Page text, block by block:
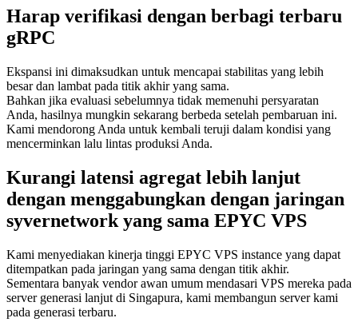
Harap verifikasi dengan berbagi terbaru
gRPC
Ekspansi ini dimaksudkan untuk mencapai stabilitas yang lebih
besar dan lambat pada titik akhir yang sama.
Bahkan jika evaluasi sebelumnya tidak memenuhi persyaratan
Anda, hasilnya mungkin sekarang berbeda setelah pembaruan ini.
Kami mendorong Anda untuk kembali teruji dalam kondisi yang
mencerminkan lalu lintas produksi Anda.
Kurangi latensi agregat lebih lanjut
dengan menggabungkan dengan jaringan
syvernetwork yang sama EPYC VPS
Kami menyediakan kinerja tinggi EPYC VPS instance yang dapat
ditempatkan pada jaringan yang sama dengan titik akhir.
Sementara banyak vendor awan umum mendasari VPS mereka pada
server generasi lanjut di Singapura, kami membangun server kami
pada generasi terbaru.